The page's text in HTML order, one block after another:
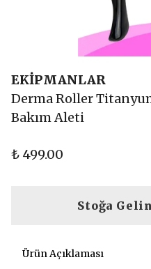
EKİPMANLAR
Derma Roller
Bakım Aleti
₺ 499.00
Stoğa
Ürün Açıklaması